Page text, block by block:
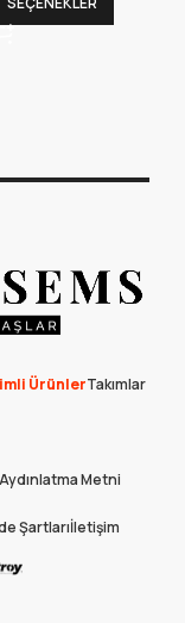
ÜrünlerTakımlar
Metni
Şartlarıİletişim